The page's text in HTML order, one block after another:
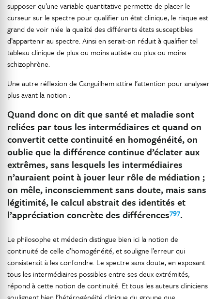
supposer qu’une variable quantitative permette de placer le
curseur sur le spectre pour qualifier un état clinique, le risque est
grand de voir niée la qualité des différents états susceptibles
d’appartenir au spectre. Ainsi en serait-on réduit à qualifier tel
tableau clinique de plus ou moins autiste ou plus ou moins
schizophrène.
Une autre réflexion de Canguilhem attire l’attention pour analyser
plus avant la notion :
Quand donc on dit que santé et maladie sont
reliées par tous les intermédiaires et quand on
convertit cette continuité en homogénéité, on
oublie que la différence continue d’éclater aux
extrêmes, sans lesquels les intermédiaires
n’auraient point à jouer leur rôle de médiation ;
on mêle, inconsciemment sans doute, mais sans
légitimité, le calcul abstrait des identités et
l’appréciation concrète des différences797.
Le philosophe et médecin distingue bien ici la notion de
continuité de celle d’homogénéité, et souligne l’erreur qui
consisterait à les confondre. Le spectre sans doute, en exposant
tous les intermédiaires possibles entre ses deux extrémités,
répond à cette notion de continuité. Et tous les auteurs cliniciens